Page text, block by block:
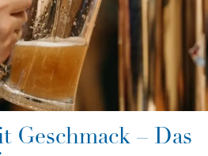
Geschmack – Das